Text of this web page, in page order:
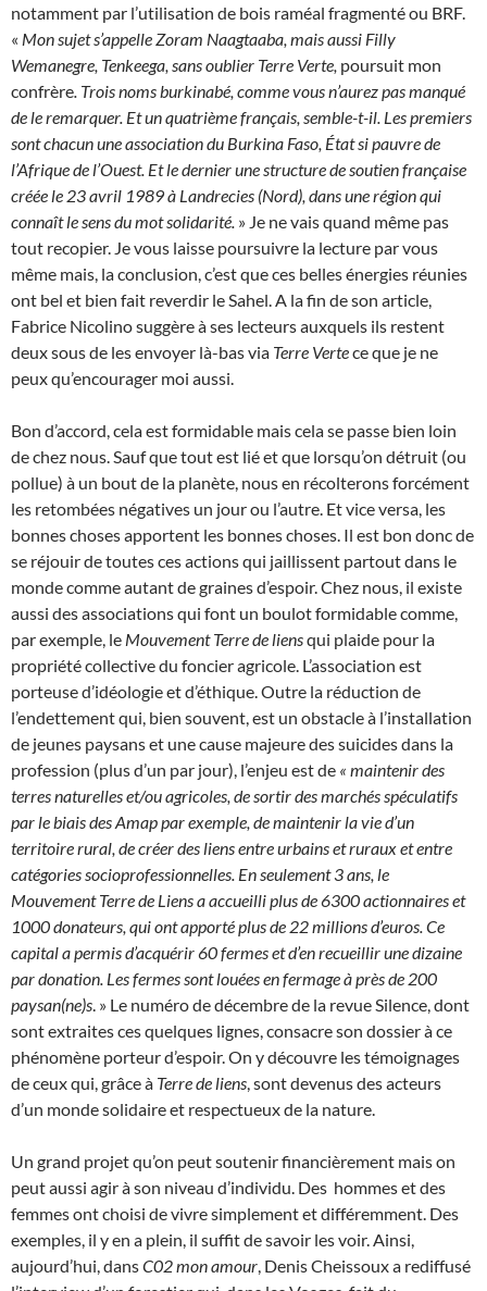
notamment par l’utilisation de bois raméal fragmenté ou BRF.
« Mon sujet s’appelle Zoram Naagtaaba, mais aussi Filly
Wemanegre, Tenkeega, sans oublier Terre Verte, poursuit mon
confrère . Trois noms burkinabé, comme vous n’aurez pas manqué
de le remarquer. Et un quatrième français, semble-t-il. Les premiers
sont chacun une association du Burkina Faso, État si pauvre de
l’Afrique de l’Ouest. Et le dernier une structure de soutien française
créée le 23 avril 1989 à Landrecies (Nord), dans une région qui
connaît le sens du mot solidarité. » Je ne vais quand même pas
tout recopier. Je vous laisse poursuivre la lecture par vous
même mais, la conclusion, c’est que ces belles énergies réunies
ont bel et bien fait reverdir le Sahel. A la fin de son article,
Fabrice Nicolino suggère à ses lecteurs auxquels ils restent
deux sous de les envoyer là-bas via Terre Vertece que je ne
peux qu’encourager moi aussi.
Bon d’accord, cela est formidable mais cela se passe bien loin
de chez nous. Sauf que tout est lié et que lorsqu’on détruit (ou
pollue) à un bout de la planète, nous en récolterons forcément
les retombées négatives un jour ou l’autre. Et vice versa, les
bonnes choses apportent les bonnes choses. Il est bon donc de
se réjouir de toutes ces actions qui jaillissent partout dans le
monde comme autant de graines d’espoir. Chez nous, il existe
aussi des associations qui font un boulot formidable comme,
par exemple, le Mouvement Terre de liensqui plaide pour la
propriété collective du foncier agricole. L’association est
porteuse d’idéologie et d’éthique. Outre la réduction de
l’endettement qui, bien souvent, est un obstacle à l’installation
de jeunes paysans et une cause majeure des suicides dans la
profession (plus d’un par jour), l’enjeu est de « maintenir des
terres naturelles et/ou agricoles, de sortir des marchés spéculatifs
par le biais des Amap par exemple, de maintenir la vie d’un
territoire rural, de créer des liens entre urbains et ruraux et entre
catégories socioprofessionnelles. En seulement 3 ans, le
Mouvement Terre de Liens a accueilli plus de 6300 actionnaires et
1000 donateurs, qui ont apporté plus de 22 millions d’euros. Ce
capital a permis d’acquérir 60 fermes et d’en recueillir une dizaine
par donation. Les fermes sont louées en fermage à près de 200
paysan(ne)s . » Le numéro de décembre de la revue Silence, dont
sont extraites ces quelques lignes, consacre son dossier à ce
phénomène porteur d’espoir. On y découvre les témoignages
de ceux qui, grâce à Terre de liens , sont devenus des acteurs
d’un monde solidaire et respectueux de la nature.
Un grand projet qu’on peut soutenir financièrement mais on
peut aussi agir à son niveau d’individu. Des hommes et des
femmes ont choisi de vivre simplement et différemment. Des
exemples, il y en a plein, il suffit de savoir les voir. Ainsi,
aujourd’hui, dansC02 mon amour , Denis Cheissoux a rediffusé